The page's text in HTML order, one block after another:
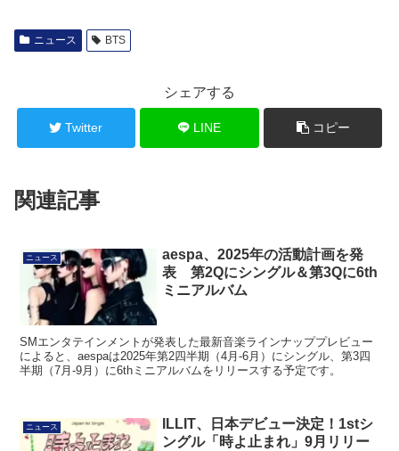
ニュース BTS
シェアする
Twitter LINE コピー
関連記事
ニュース
aespa、2025年の活動計画を発
表 第2Qにシングル＆第3Qに6th
ミニアルバム
SMエンタテインメントが発表した最新音楽ラインナッププレビュー
によると、aespaは2025年第2四半期（4月-6月）にシングル、第3四
半期（7月-9月）に6thミニアルバムをリリースする予定です。
ニュース
ILLIT、日本デビュー決定！1stシ
ングル「時よ止まれ」9月リリー